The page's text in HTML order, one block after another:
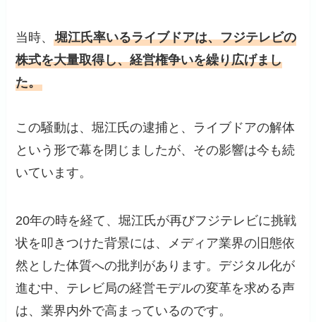
当時、堀江氏率いるライブドアは、フジテレビの
株式を大量取得し、経営権争いを繰り広げまし
た。
この騒動は、堀江氏の逮捕と、ライブドアの解体
という形で幕を閉じましたが、その影響は今も続
いています。
20年の時を経て、堀江氏が再びフジテレビに挑戦
状を叩きつけた背景には、メディア業界の旧態依
然とした体質への批判があります。デジタル化が
進む中、テレビ局の経営モデルの変革を求める声
は、業界内外で高まっているのです。